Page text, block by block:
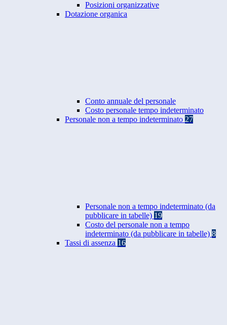
Posizioni organizzative
Dotazione organica
Conto annuale del personale
Costo personale tempo indeterminato
Personale non a tempo indeterminato 27
Personale non a tempo indeterminato (da
pubblicare in tabelle) 19
Costo del personale non a tempo
indeterminato (da pubblicare in tabelle) 8
Tassi di assenza 16